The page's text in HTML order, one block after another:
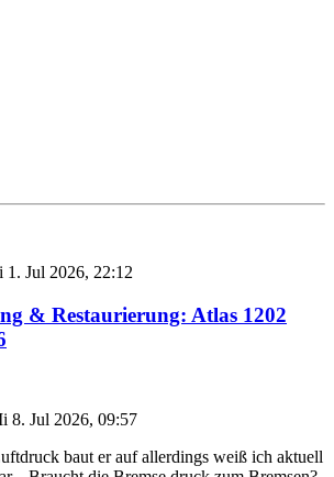
1. Jul 2026, 22:12
& Restaurierung: Atlas 1202
8. Jul 2026, 09:57
baut er auf allerdings weiß ich aktuell